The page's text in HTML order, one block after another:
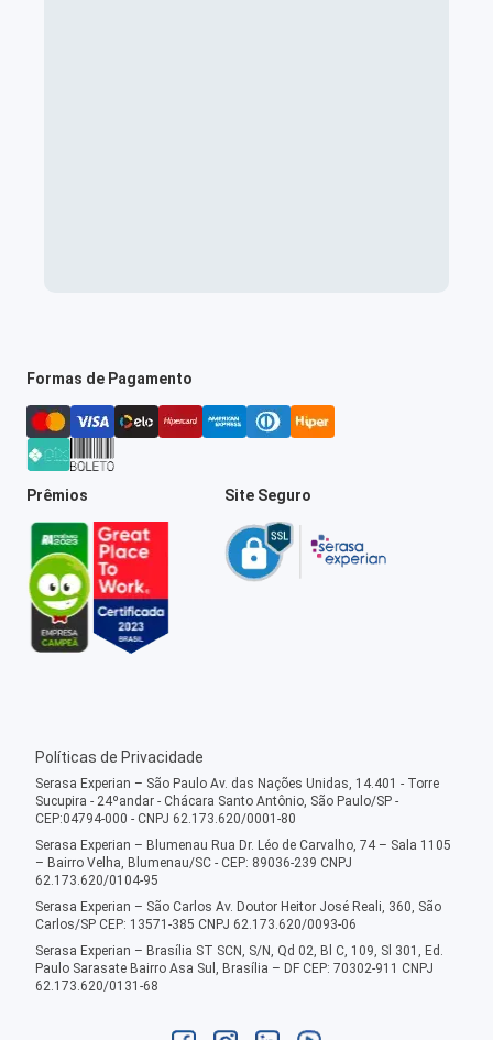
Formas de Pagamento
Prêmios Site Seguro
Políticas de Privacidade
Serasa Experian – São Paulo Av. das Nações Unidas, 14.401 - Torre
Sucupira - 24ºandar - Chácara Santo Antônio, São Paulo/SP -
CEP:04794-000 - CNPJ 62.173.620/0001-80
Serasa Experian – Blumenau Rua Dr. Léo de Carvalho, 74 – Sala 1105
– Bairro Velha, Blumenau/SC - CEP: 89036-239 CNPJ
62.173.620/0104-95
Serasa Experian – São Carlos Av. Doutor Heitor José Reali, 360, São
Carlos/SP CEP: 13571-385 CNPJ 62.173.620/0093-06
Serasa Experian – Brasília ST SCN, S/N, Qd 02, Bl C, 109, Sl 301, Ed.
Paulo Sarasate Bairro Asa Sul, Brasília – DF CEP: 70302-911 CNPJ
62.173.620/0131-68